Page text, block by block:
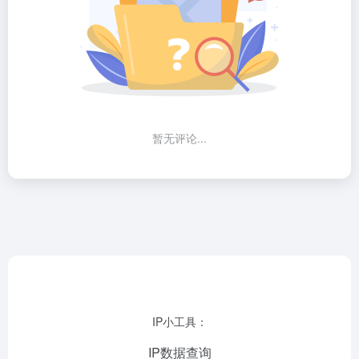
暂无评论...
IP小工具：
IP数据查询